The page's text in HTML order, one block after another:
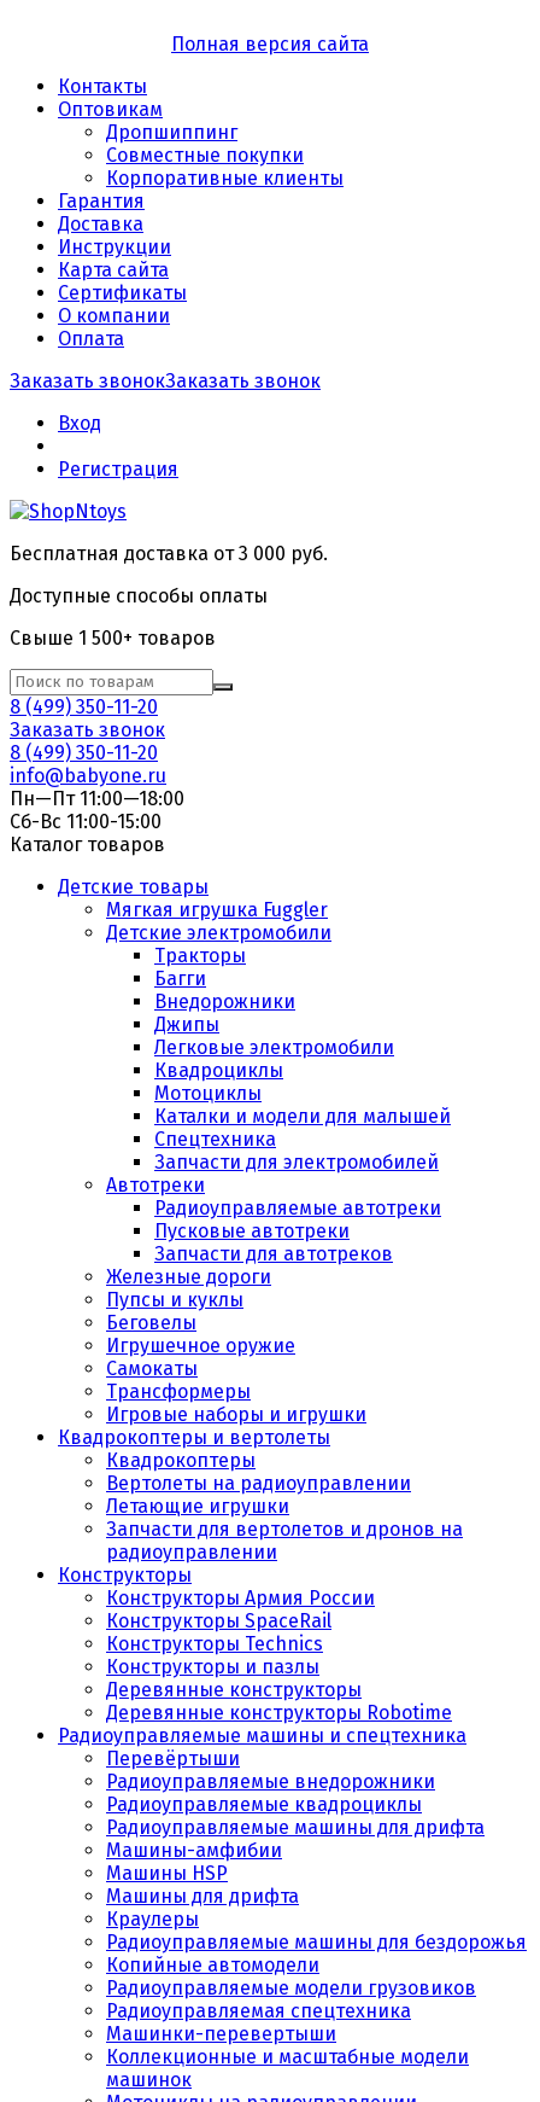
Полная версия сайта
Контакты
Оптовикам
Дропшиппинг
Совместные покупки
Корпоративные клиенты
Гарантия
Доставка
Инструкции
Карта сайта
Сертификаты
О компании
Оплата
Заказать звонокЗаказать звонок
Вход
Регистрация
Бесплатная доставка от 3 000 руб.
Доступные способы оплаты
Свыше 1 500+ товаров
8 (499) 350-11-20
Заказать звонок
8 (499) 350-11-20
info@babyone.ru
Пн—Пт 11:00—18:00
Сб-Вс 11:00-15:00
Каталог товаров
Детские товары
Мягкая игрушка Fuggler
Детские электромобили
Тракторы
Багги
Внедорожники
Джипы
Легковые электромобили
Квадроциклы
Мотоциклы
Каталки и модели для малышей
Спецтехника
Запчасти для электромобилей
Автотреки
Радиоуправляемые автотреки
Пусковые автотреки
Запчасти для автотреков
Железные дороги
Пупсы и куклы
Беговелы
Игрушечное оружие
Самокаты
Трансформеры
Игровые наборы и игрушки
Квадрокоптеры и вертолеты
Квадрокоптеры
Вертолеты на радиоуправлении
Летающие игрушки
Запчасти для вертолетов и дронов на
радиоуправлении
Конструкторы
Конструкторы Армия России
Конструкторы SpaceRail
Конструкторы Technics
Конструкторы и пазлы
Деревянные конструкторы
Деревянные конструкторы Robotime
Радиоуправляемые машины и спецтехника
Перевёртыши
Радиоуправляемые внедорожники
Радиоуправляемые квадроциклы
Радиоуправляемые машины для дрифта
Машины-амфибии
Машины HSP
Машины для дрифта
Краулеры
Радиоуправляемые машины для бездорожья
Копийные автомодели
Радиоуправляемые модели грузовиков
Радиоуправляемая спецтехника
Машинки-перевертыши
Коллекционные и масштабные модели
машинок